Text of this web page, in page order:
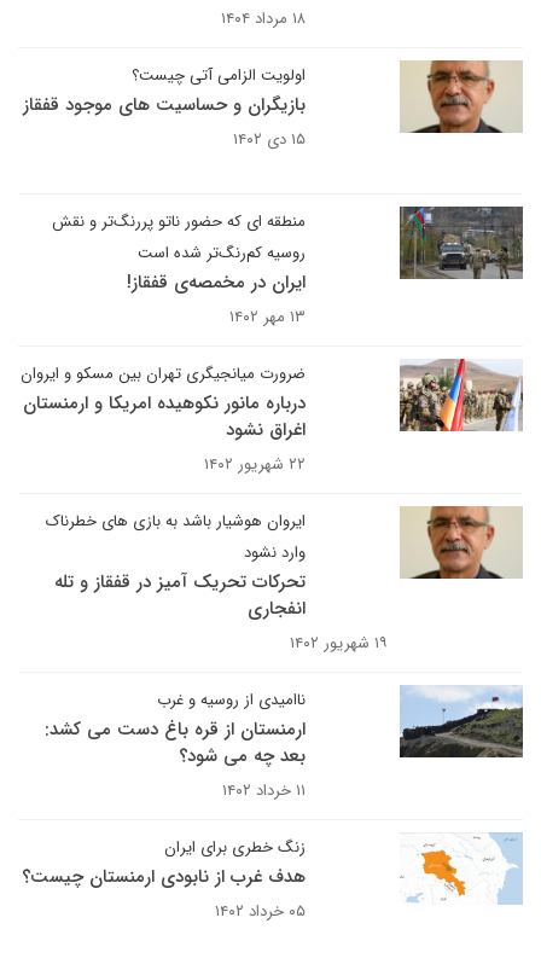
۱۸ مرداد ۱۴۰۴
اولویت الزامی آتی چیست؟
بازیگران و حساسیت های موجود قفقاز
۱۵ دی ۱۴۰۲
منطقه ای که حضور ناتو پررنگ‌تر و نقش
روسیه کم‌رنگ‌تر شده است
ایران در مخمصەی قفقاز!
۱۳ مهر ۱۴۰۲
ضرورت میانجیگری تهران بین مسکو و ایروان
درباره مانور نکوهیده امریکا و ارمنستان
اغراق نشود
۲۲ شهریور ۱۴۰۲
ایروان هوشیار باشد به بازی های خطرناک
وارد نشود
تحرکات تحریک آمیز در قفقاز و تله
انفجاری
۱۹ شهریور ۱۴۰۲
ناامیدی از روسیه و غرب
ارمنستان از قره باغ دست می کشد:
بعد چه می شود؟
۱۱ خرداد ۱۴۰۲
زنگ خطری برای ایران
هدف غرب از نابودی ارمنستان چیست؟
۰۵ خرداد ۱۴۰۲